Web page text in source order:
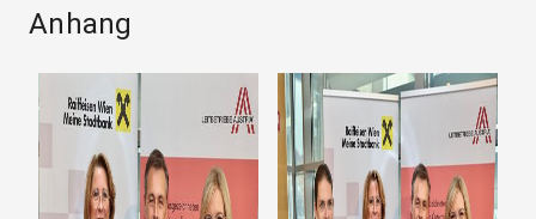
Anhang